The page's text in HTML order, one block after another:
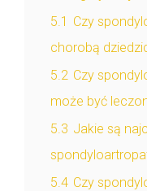
5.1 Czy
chorobą
5.2 Czy
może być
5.3 Jakie są
5.4 Czy